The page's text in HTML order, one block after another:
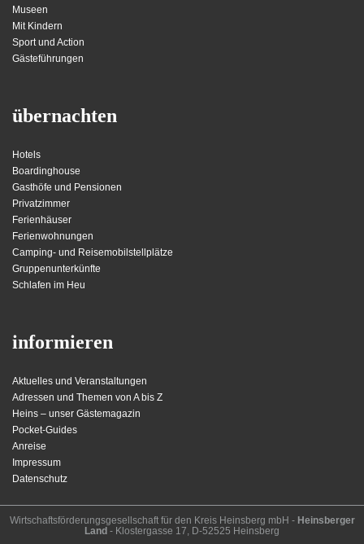
Museen
Mit Kindern
Sport und Action
Gästeführungen
übernachten
Hotels
Boardinghouse
Gasthöfe und Pensionen
Privatzimmer
Ferienhäuser
Ferienwohnungen
Camping- und Reisemobilstellplätze
Gruppenunterkünfte
Schlafen im Heu
informieren
Aktuelles und Veranstaltungen
Adressen und Themen von A bis Z
Heins – unser Gästemagazin
Pocket-Guides
Anreise
Impressum
Datenschutz
Wirt­schafts­för­der­ungs­ge­sell­schaft für den Kreis Heins­berg mbH - Heinsberger
Land - Kloster­gasse 17, D-52525 Heinsberg